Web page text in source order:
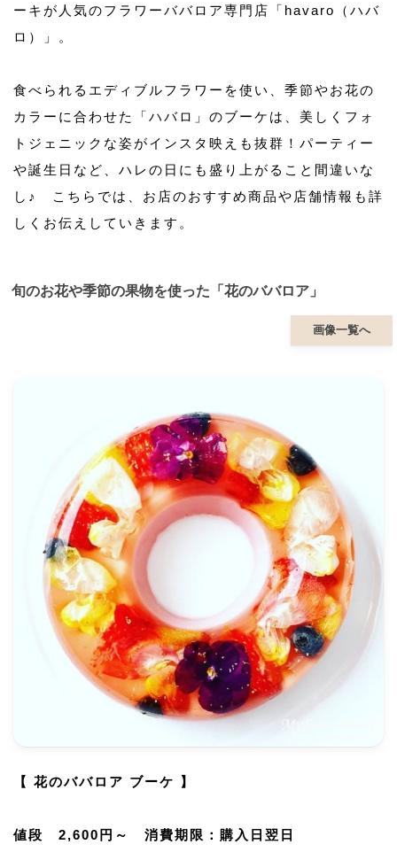
ーキが人気のフラワーババロア専門店「havaro（ハバ
ロ）」。
食べられるエディブルフラワーを使い、季節やお花の
カラーに合わせた「ハバロ」のブーケは、美しくフォ
トジェニックな姿がインスタ映えも抜群！パーティー
や誕生日など、ハレの日にも盛り上がること間違いな
し♪ こちらでは、お店のおすすめ商品や店舗情報も詳
しくお伝えしていきます。
旬のお花や季節の果物を使った「花のババロア」
画像一覧へ
【 花のババロア ブーケ 】
値段 2,600円～ 消費期限：購入日翌日